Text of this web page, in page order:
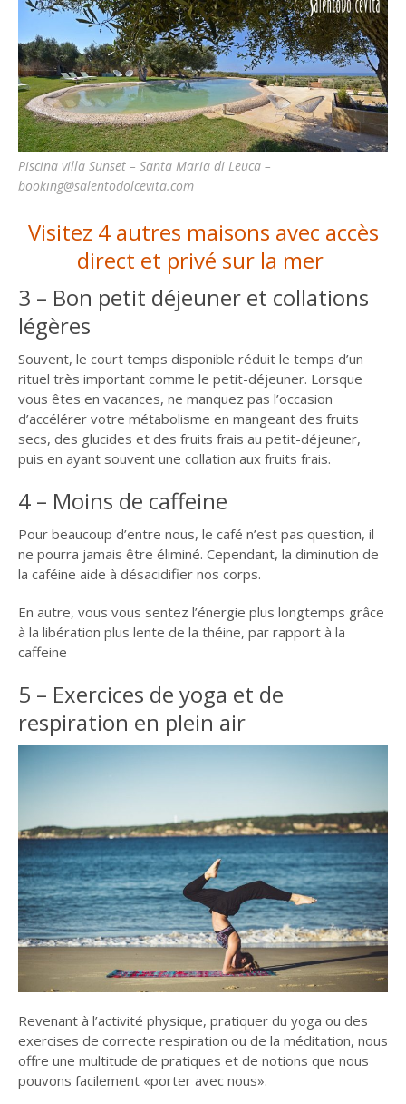
Piscina villa Sunset – Santa Maria di Leuca –
booking@salentodolcevita.com
Visitez 4 autres maisons avec accès
direct et privé sur la mer
3 – Bon petit déjeuner et collations
légères
Souvent, le court temps disponible réduit le temps d’un
rituel très important comme le petit-déjeuner. Lorsque
vous êtes en vacances, ne manquez pas l’occasion
d’accélérer votre métabolisme en mangeant des fruits
secs, des glucides et des fruits frais au petit-déjeuner,
puis en ayant souvent une collation aux fruits frais.
4 – Moins de caffeine
Pour beaucoup d’entre nous, le café n’est pas question, il
ne pourra jamais être éliminé. Cependant, la diminution de
la caféine aide à désacidifier nos corps.
En autre, vous vous sentez l’énergie plus longtemps grâce
à la libération plus lente de la théine, par rapport à la
caffeine
5 – Exercices de yoga et de
respiration en plein air
Revenant à l’activité physique, pratiquer du yoga ou des
exercises de correcte respiration ou de la méditation, nous
offre une multitude de pratiques et de notions que nous
pouvons facilement «porter avec nous».